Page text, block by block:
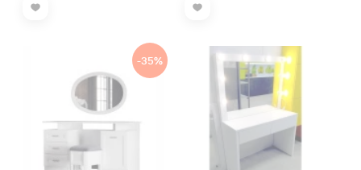
-35%